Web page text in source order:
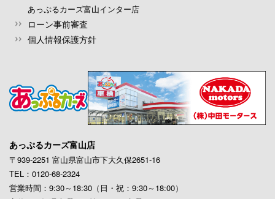
あっぷるカーズ富山インター店
ローン事前審査
個人情報保護方針
あっぷるカーズ富山店
〒939-2251 富山県富山市下大久保2651-16
TEL：0120-68-2324
営業時間：9:30～18:30（日・祝：9:30～18:00）